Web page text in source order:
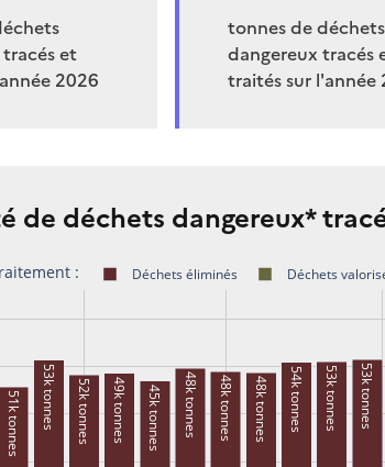
et
2026
tonnes de
dangereux tracés
traités sur l'année
de déchets dangereux*
51k tonnes 53k tonnes 52k tonnes 49k tonnes 45k tonnes 48k tonnes 48k tonnes 48k tonnes 54k tonnes 53k tonnes 53k tonnes
: Déchets éliminés Déchets